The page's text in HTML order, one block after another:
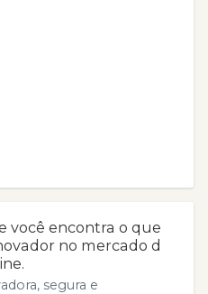
você encontra o que
no mercado d
segura e